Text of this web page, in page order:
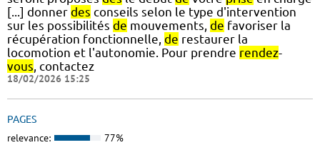
[...] donner des conseils selon le type d'intervention
sur les possibilités de mouvements, de favoriser la
récupération fonctionnelle, de restaurer la
locomotion et l'autonomie. Pour prendre rendez-
vous, contactez
18/02/2026 15:25
PAGES
relevance: 77%